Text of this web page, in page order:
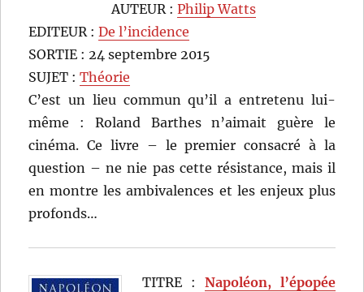
AUTEUR :Philip Watts
EDITEUR :De l’incidence
SORTIE : 24 septembre 2015
SUJET :Théorie
C’est un lieu commun qu’il a entretenu lui-
même : Roland Barthes n’aimait guère le
cinéma. Ce livre – le premier consacré à la
question – ne nie pas cette résistance, mais il
en montre les ambivalences et les enjeux plus
profonds…
TITRE : Napoléon, l’épopée